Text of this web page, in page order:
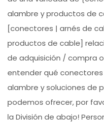
alambre y productos de
[conectores | arnés de
productos de cable]
de adquisición / compra
entender qué
alambre y soluciones de
podemos ofrecer, por
la División de abajo!